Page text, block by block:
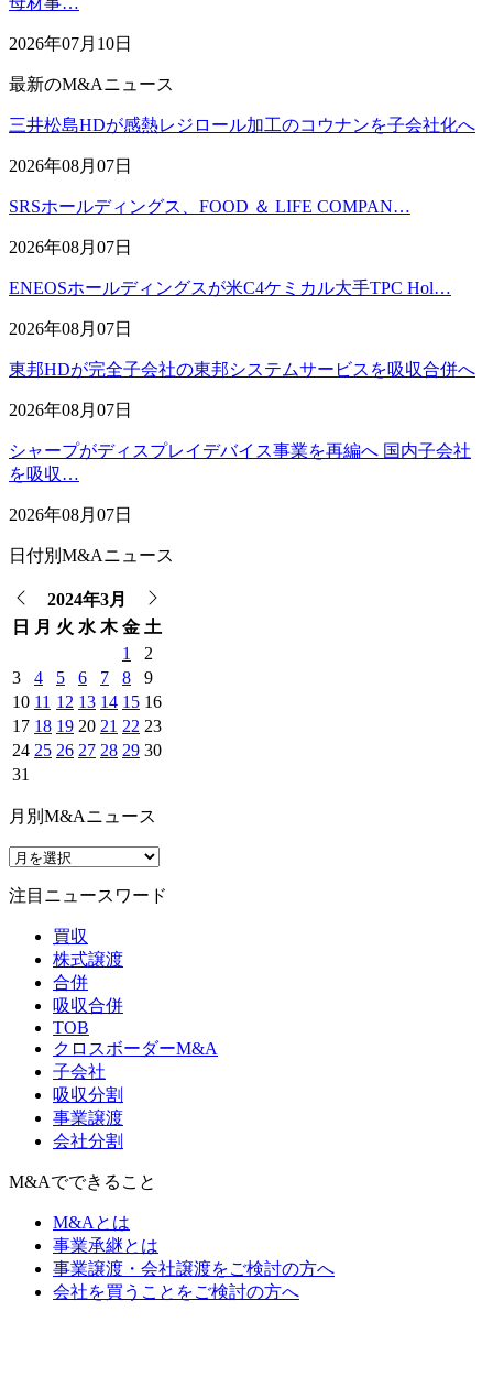
2026年07月10日
最新のM&Aニュース
三井松島HDが感熱レジロール加工のコウナンを子会社化へ
2026年08月07日
SRSホールディングス、FOOD ＆ LIFE COMPAN…
2026年08月07日
ENEOSホールディングスが米C4ケミカル大手TPC Hol…
2026年08月07日
東邦HDが完全子会社の東邦システムサービスを吸収合併へ
2026年08月07日
シャープがディスプレイデバイス事業を再編へ 国内子会社
を吸収…
2026年08月07日
日付別M&Aニュース
2024年3月
日
月 火 水 木 金 土
1
2
3
4 5 6 7 8
9
10 11 12 13 14 15 16
17 18 19 20 21 22 23
24 25 26 27 28 29 30
31
月別M&Aニュース
注目ニュースワード
買収
株式譲渡
合併
吸収合併
TOB
クロスボーダーM&A
子会社
吸収分割
事業譲渡
会社分割
M&Aでできること
M&Aとは
事業承継とは
事業譲渡・会社譲渡をご検討の方へ
会社を買うことをご検討の方へ